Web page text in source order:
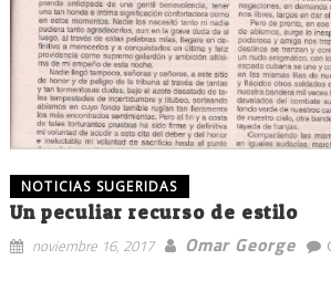
NOTICIAS SUGERIDAS
Un peculiar recurso de estilo
noviembre 16, 2017 Omar George